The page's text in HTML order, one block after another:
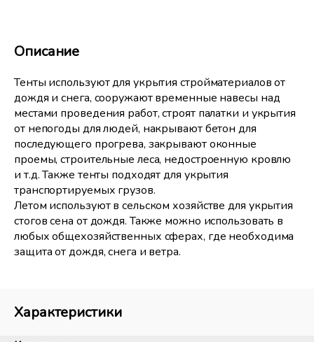
Описание
Тенты используют для укрытия стройматериалов от
дождя и снега, сооружают временные навесы над
местами проведения работ, строят палатки и укрытия
от непогоды для людей, накрывают бетон для
последующего прогрева, закрывают оконные
проемы, строительные леса, недостроенную кровлю
и т.д. Также тенты подходят для укрытия
транспортируемых грузов.
Летом используют в сельском хозяйстве для укрытия
стогов сена от дождя. Также можно использовать в
любых общехозяйственных сферах, где необходима
защита от дождя, снега и ветра.
Характеристики